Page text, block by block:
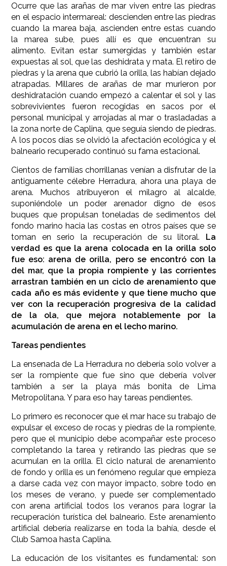
Ocurre que las arañas de mar viven entre las piedras
en el espacio intermareal: descienden entre las piedras
cuando la marea baja, ascienden entre estas cuando
la marea sube, pues allí es que encuentran su
alimento. Evitan estar sumergidas y también estar
expuestas al sol, que las deshidrata y mata. El retiro de
piedras y la arena que cubrió la orilla, las habían dejado
atrapadas. Millares de arañas de mar murieron por
deshidratación cuando empezó a calentar el sol y las
sobrevivientes fueron recogidas en sacos por el
personal municipal y arrojadas al mar o trasladadas a
la zona norte de Caplina, que seguía siendo de piedras.
A los pocos días se olvidó la afectación ecológica y el
balneario recuperado continuó su fama estacional.
Cientos de familias chorrillanas venían a disfrutar de la
antiguamente célebre Herradura, ahora una playa de
arena. Muchos atribuyeron el milagro al alcalde,
suponiéndole un poder arenador digno de esos
buques que propulsan toneladas de sedimentos del
fondo marino hacia las costas en otros países que se
toman en serio la recuperación de su litoral. La
verdad es que la arena colocada en la orilla solo
fue eso: arena de orilla, pero se encontró con la
del mar, que la propia rompiente y las corrientes
arrastran también en un ciclo de arenamiento que
cada año es más evidente y que tiene mucho que
ver con la recuperación progresiva de la calidad
de la ola, que mejora notablemente por la
acumulación de arena en el lecho marino.
Tareas pendientes
La ensenada de La Herradura no debería solo volver a
ser la rompiente que fue sino que debería volver
también a ser la playa más bonita de Lima
Metropolitana. Y para eso hay tareas pendientes.
Lo primero es reconocer que el mar hace su trabajo de
expulsar el exceso de rocas y piedras de la rompiente,
pero que el municipio debe acompañar este proceso
completando la tarea y retirando las piedras que se
acumulan en la orilla. El ciclo natural de arenamiento
de fondo y orilla es un fenómeno regular que empieza
a darse cada vez con mayor impacto, sobre todo en
los meses de verano, y puede ser complementado
con arena artificial todos los veranos para lograr la
recuperación turística del balneario. Este arenamiento
artificial debería realizarse en toda la bahía, desde el
Club Samoa hasta Caplina.
La educación de los visitantes es fundamental: son